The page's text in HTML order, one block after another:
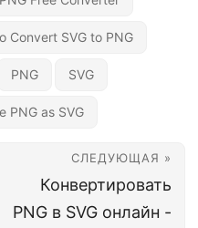
Convert SVG to PNG
PNG SVG
PNG as SVG
СЛЕДУЮЩАЯ »
Конвертировать
PNG в SVG онлайн -